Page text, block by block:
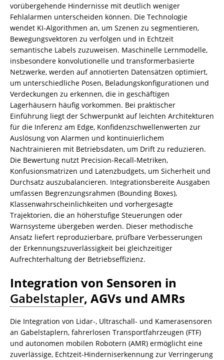
vorübergehende Hindernisse mit deutlich weniger
Fehlalarmen unterscheiden können. Die Technologie
wendet KI-Algorithmen an, um Szenen zu segmentieren,
Bewegungsvektoren zu verfolgen und in Echtzeit
semantische Labels zuzuweisen. Maschinelle Lernmodelle,
insbesondere konvolutionelle und transformerbasierte
Netzwerke, werden auf annotierten Datensätzen optimiert,
um unterschiedliche Posen, Beladungskonfigurationen und
Verdeckungen zu erkennen, die in geschäftigen
Lagerhäusern häufig vorkommen. Bei praktischer
Einführung liegt der Schwerpunkt auf leichten Architekturen
für die Inferenz am Edge, Konfidenzschwellenwerten zur
Auslösung von Alarmen und kontinuierlichem
Nachtrainieren mit Betriebsdaten, um Drift zu reduzieren.
Die Bewertung nutzt Precision-Recall-Metriken,
Konfusionsmatrizen und Latenzbudgets, um Sicherheit und
Durchsatz auszubalancieren. Integrationsbereite Ausgaben
umfassen Begrenzungsrahmen (Bounding Boxes),
Klassenwahrscheinlichkeiten und vorhergesagte
Trajektorien, die an höherstufige Steuerungen oder
Warnsysteme übergeben werden. Dieser methodische
Ansatz liefert reproduzierbare, prüfbare Verbesserungen
der Erkennungszuverlässigkeit bei gleichzeitiger
Aufrechterhaltung der Betriebseffizienz.
Integration von Sensoren in
Gabelstapler, AGVs und AMRs
Die Integration von Lidar-, Ultraschall- und Kamerasensoren
an Gabelstaplern, fahrerlosen Transportfahrzeugen (FTF)
und autonomen mobilen Robotern (AMR) ermöglicht eine
zuverlässige, Echtzeit-Hinderniserkennung zur Verringerung